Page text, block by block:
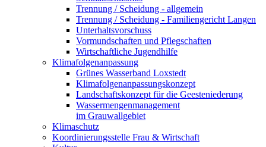
Trennung / Scheidung - allgemein
Trennung / Scheidung - Familiengericht Langen
Unterhaltsvorschuss
Vormundschaften und Pflegschaften
Wirtschaftliche Jugendhilfe
Klimafolgenanpassung
Grünes Wasserband Loxstedt
Klimafolgenanpassungskonzept
Landschaftskonzept für die Geesteniederung
Wassermengenmanagement
im Grauwallgebiet
Klimaschutz
Koordinierungsstelle Frau & Wirtschaft